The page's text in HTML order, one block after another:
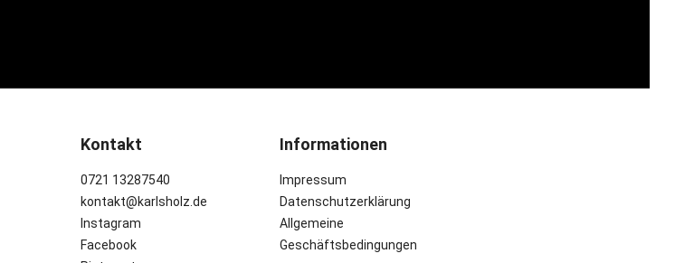
Kontakt
0721 13287540
kontakt@karlsholz.de
Instagram
Facebook
Informationen
Impressum
Datenschutzerklärung
Allgemeine
Geschäftsbedingungen